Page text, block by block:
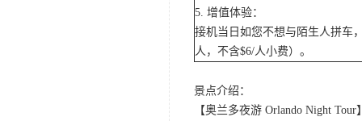
5. 增值体验：
接机当日如您不想与陌生人拼车
人，不含$6/人小费）。
景点介绍：
【奥兰多夜游 Orlando Night Tour